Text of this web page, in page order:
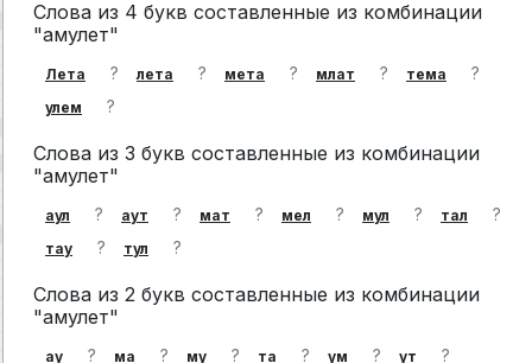
Слова из 4 букв составленные из комбинации
"амулет"
Лета ? лета ? мета ? млат ? тема ?
улем ?
Слова из 3 букв составленные из комбинации
"амулет"
аул ? аут ? мат ? мел ? мул ? тал ?
тау ? тул ?
Слова из 2 букв составленные из комбинации
"амулет"
ау ? ма ? му ? та ? ум ? ут ?